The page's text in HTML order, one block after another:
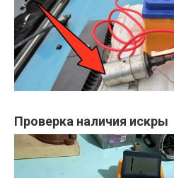
Проверка наличия искры